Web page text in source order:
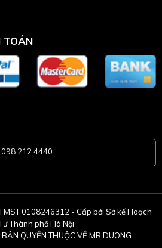
TOÁN
212 4440
MST 0108246312 - Cấp bởi Sở kế Hoạch
Thành phố Hà Nội
QUYỀN THUỘC VỀ MR.DUONG